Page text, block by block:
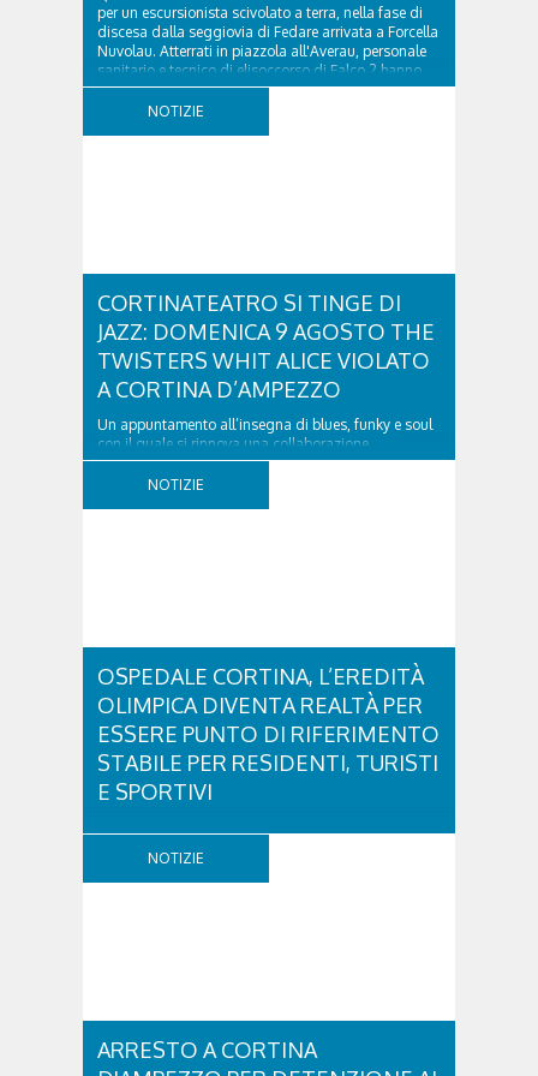
per un escursionista scivolato a terra, nella fase di
discesa dalla seggiovia di Fedare arrivata a Forcella
Nuvolau. Atterrati in piazzola all'Averau, personale
sanitario e tecnico di elisoccorso di Falco 2 hanno
raggiunto il 74enne di Teolo...
NOTIZIE
CORTINATEATRO SI TINGE DI
JAZZ: DOMENICA 9 AGOSTO THE
TWISTERS WHIT ALICE VIOLATO
A CORTINA D’AMPEZZO
Un appuntamento all’insegna di blues, funky e soul
con il quale si rinnova una collaborazione
collaudata, quella con il Dolomiti Blues&Soul
Festival. Domenica 9 agosto alle 18.00 in piazza
NOTIZIE
OSPEDALE CORTINA, L’EREDITÀ
OLIMPICA DIVENTA REALTÀ PER
ESSERE PUNTO DI RIFERIMENTO
STABILE PER RESIDENTI, TURISTI
E SPORTIVI
territorio dolomitico. Ospedale Cortina -
struttura parte di GVM Care & Research che durante i
NOTIZIE
ARRESTO A CORTINA